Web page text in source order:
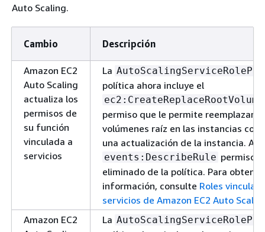
Auto Scaling.
Cambio Descripción
Amazon EC2
Auto Scaling
actualiza los
permisos de
su función
vinculada a
servicios
La
política ahora incluye el
permiso que le permite reemplazar
volúmenes raíz en las instancias
una actualización de la instancia.
events:DescribeRule permiso
eliminado de la política. Para
información, consulte Roles
servicios de Amazon EC2 Auto
Amazon EC2
La